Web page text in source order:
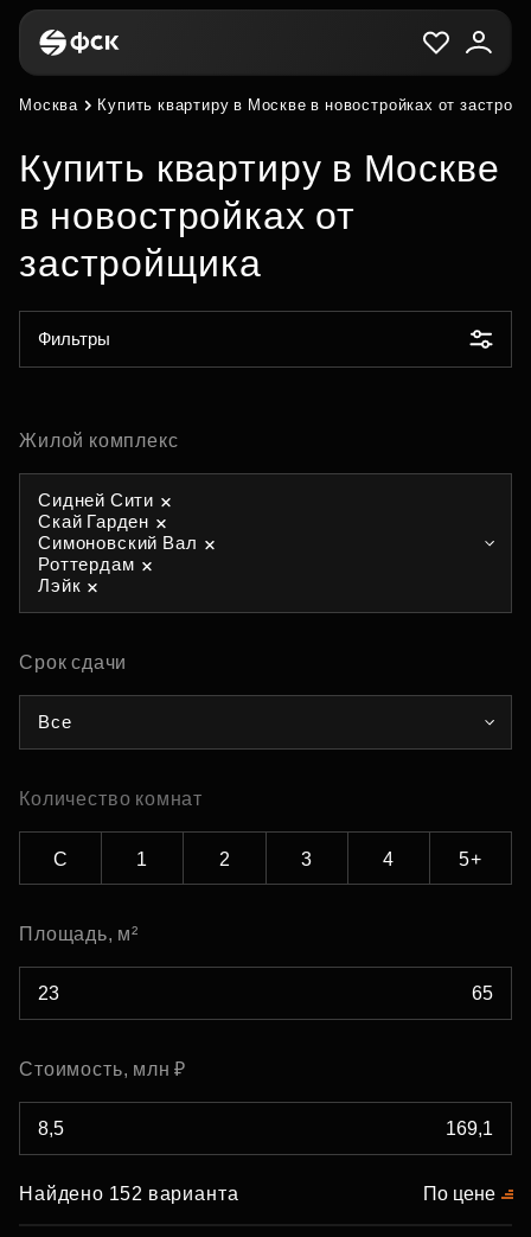
Москва Купить квартиру в Москве в новостройках от
Купить квартиру в Москве
в новостройках от
застройщика
Фильтры
Жилой комплекс
Сидней Сити
Скай Гарден
Симоновский Вал
Роттердам
Лэйк
Срок сдачи
Все
Количество комнат
С 1 2 3 4 5+
Площадь, м²
Стоимость, млн ₽
Найдено 152 варианта По цене